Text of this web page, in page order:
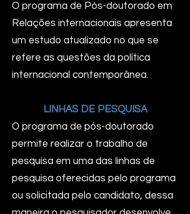
O programa de Pós-doutorado em
Relações internacionais apresenta
um estudo atualizado no que se
refere as questões da política
internacional contemporânea.
LINHAS DE PESQUISA
O programa de pós-doutorado
permite realizar o trabalho de
pesquisa em uma das linhas de
pesquisa oferecidas pelo programa
ou solicitada pelo candidato, dessa